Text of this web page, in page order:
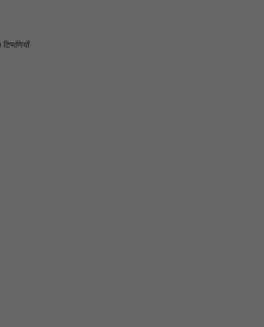
टिप्पणियाँ